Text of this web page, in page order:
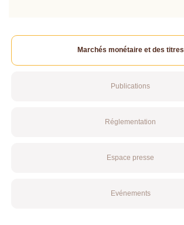
Marchés monétaire et des titres
Publications
Réglementation
Espace presse
Evénements